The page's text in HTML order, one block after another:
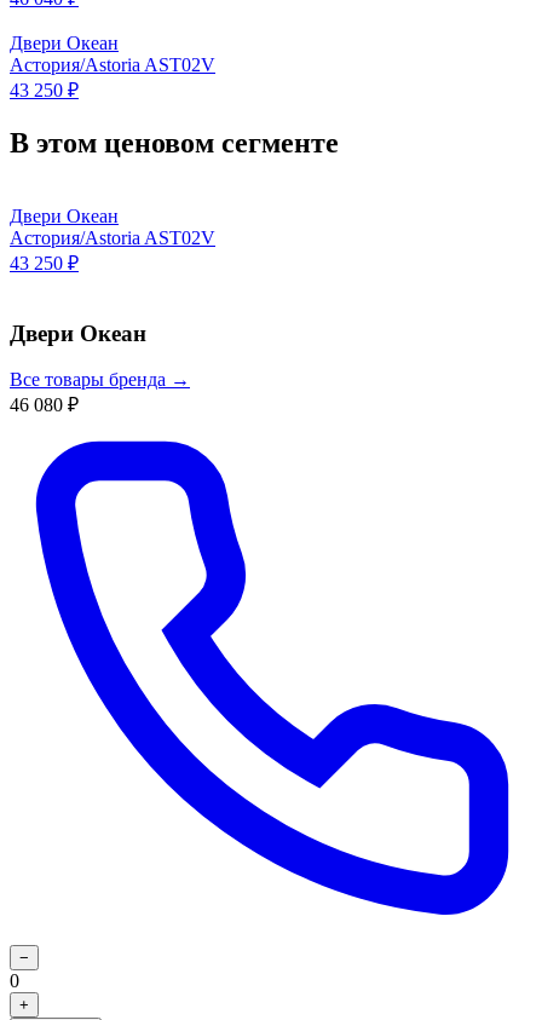
Двери Океан
Астория/Astoria AST02V
43 250 ₽
В этом ценовом сегменте
Двери Океан
Астория/Astoria AST02V
43 250 ₽
Двери Океан
Все товары бренда →
46 080 ₽
−
0
+